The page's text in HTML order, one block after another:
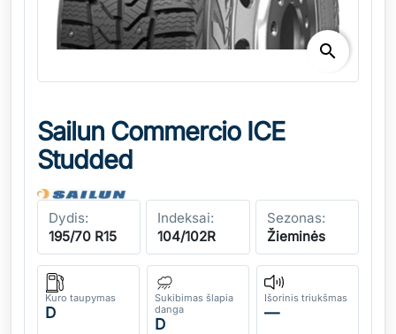
search
Sailun Commercio ICE
Studded
Dydis:
195/70 R15
Indeksai:
104/102R
Sezonas:
Žieminės
Kuro taupymas
D
Sukibimas šlapia
danga
D
Išorinis triukšmas
—